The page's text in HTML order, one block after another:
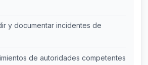
y documentar incidentes de
de autoridades competentes